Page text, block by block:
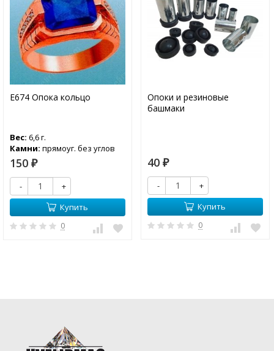
Е674 Опока кольцо
Вес: 6,6 г.
Камни: прямоуг. без углов
9х11-1; кр. 1,2-12
150 ₽
-
+
Купить
0
Опоки и резиновые
башмаки
40 ₽
-
+
Купить
0